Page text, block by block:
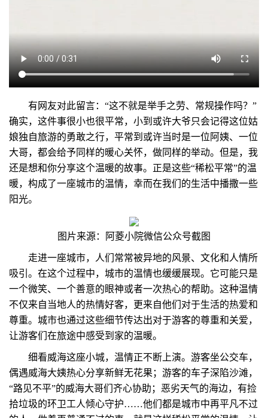
有网友对此留言：“这不就是举手之劳、常规操作吗？”
确实，这件事很小也很平常，小到或许大爷只会记得这位姑
娘独自旅游的勇敢之行，平常到或许当时是一位阿姨、一位
大哥，都会给予同样的暖心关怀，做同样的举动。但是，我
还是想和你分享这个温暖的故事。正是这些“稀松平常”的温
暖，构成了一座城市的温情，幸而在我们的生活中播撒一些
阳光。
图片来源：阿菱小院微信公众号截图
走进一座城市，人们常常被异地的风景、文化和人情所
吸引。在这个过程中，城市的温情也缓缓展现。它可能只是
一个微笑、一个善意的眼神或者一次热心的帮助。这种温情
不仅来自当地人的热情好客，更来自他们对于生活的热爱和
尊重。城市也通过这些细节传达出对于游客的尊重和关爱，
让游客们在旅途中感受到家的温暖。
细看威海这座小城，温情正不断上演。游客坐公交车，
偶遇威海大姨热心分享新鲜无花果；游客的车子深陷沙滩，
“路见不平”的威海大哥们齐心协助；恶劣天气的海边，有捡
拾垃圾的环卫工人倾心守护……他们都是城市中再平凡不过